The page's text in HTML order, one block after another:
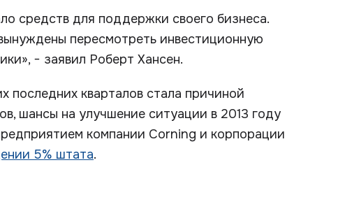
средств для поддержки своего бизнеса.
пересмотреть инвестиционную
− заявил Роберт Хансен.
последних кварталов стала причиной
шансы на улучшение ситуации в 2013 году
компании Corning и корпорации
5% штата.